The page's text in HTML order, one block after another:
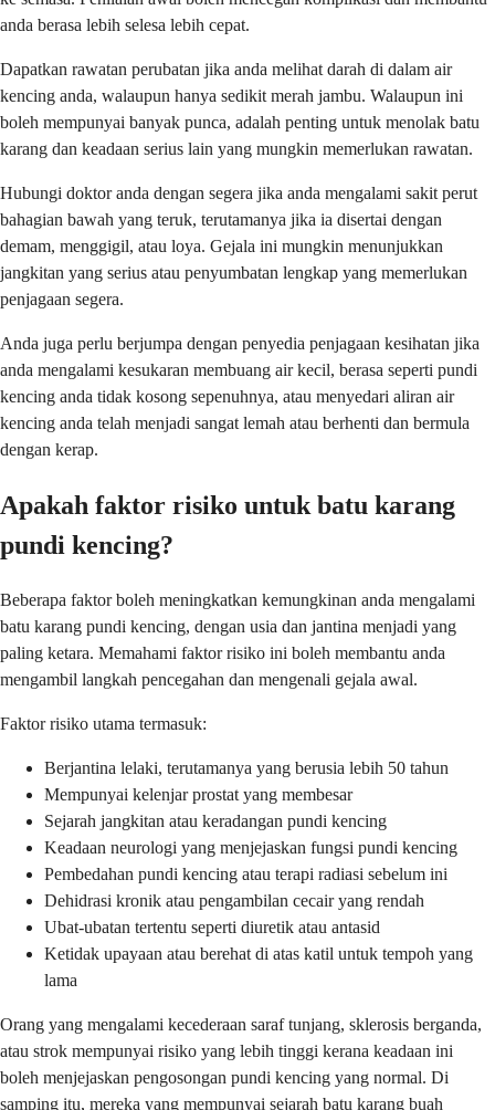
anda berasa lebih selesa lebih cepat.
Dapatkan rawatan perubatan jika anda melihat darah di dalam air
kencing anda, walaupun hanya sedikit merah jambu. Walaupun ini
boleh mempunyai banyak punca, adalah penting untuk menolak batu
karang dan keadaan serius lain yang mungkin memerlukan rawatan.
Hubungi doktor anda dengan segera jika anda mengalami sakit perut
bahagian bawah yang teruk, terutamanya jika ia disertai dengan
demam, menggigil, atau loya. Gejala ini mungkin menunjukkan
jangkitan yang serius atau penyumbatan lengkap yang memerlukan
penjagaan segera.
Anda juga perlu berjumpa dengan penyedia penjagaan kesihatan jika
anda mengalami kesukaran membuang air kecil, berasa seperti pundi
kencing anda tidak kosong sepenuhnya, atau menyedari aliran air
kencing anda telah menjadi sangat lemah atau berhenti dan bermula
dengan kerap.
Apakah faktor risiko untuk batu karang
pundi kencing?
Beberapa faktor boleh meningkatkan kemungkinan anda mengalami
batu karang pundi kencing, dengan usia dan jantina menjadi yang
paling ketara. Memahami faktor risiko ini boleh membantu anda
mengambil langkah pencegahan dan mengenali gejala awal.
Faktor risiko utama termasuk:
Berjantina lelaki, terutamanya yang berusia lebih 50 tahun
Mempunyai kelenjar prostat yang membesar
Sejarah jangkitan atau keradangan pundi kencing
Keadaan neurologi yang menjejaskan fungsi pundi kencing
Pembedahan pundi kencing atau terapi radiasi sebelum ini
Dehidrasi kronik atau pengambilan cecair yang rendah
Ubat-ubatan tertentu seperti diuretik atau antasid
Ketidak upayaan atau berehat di atas katil untuk tempoh yang
lama
Orang yang mengalami kecederaan saraf tunjang, sklerosis berganda,
atau strok mempunyai risiko yang lebih tinggi kerana keadaan ini
boleh menjejaskan pengosongan pundi kencing yang normal. Di
samping itu, mereka yang mempunyai sejarah batu karang buah